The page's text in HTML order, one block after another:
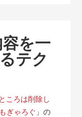
を一
テク
ころは削除し
ぎゃろぐ 」の